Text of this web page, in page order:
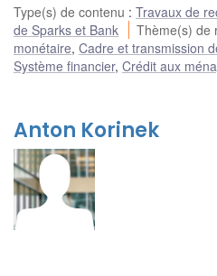
Type(s) de contenu : Travaux de
de Sparks et Bank
Thème(s) de
monétaire, Cadre et transmission
Système financier, Crédit aux
Anton Korinek